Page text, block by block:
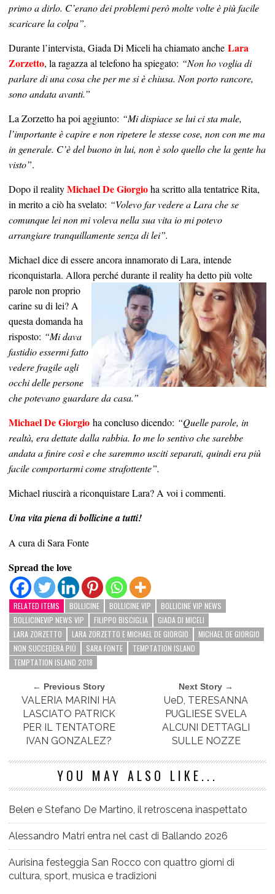
primo a dirlo. C’erano dei problemi però molte volte è più facile
scaricare la colpa”.
Durante l’intervista, Giada Di Miceli ha chiamato anche Lara
Zorzetto, la ragazza al telefono ha spiegato: “Non ho voglia di
parlare di una cosa che per me si è chiusa. Non porto rancore,
sono andata avanti.”
La Zorzetto ha poi aggiunto: “Mi dispiace se lui ci sta male,
l’importante è capire e non ripetere le stesse cose, non con me ma
in generale. C’è del buono in lui, non è solo quello che la gente ha
visto”.
Dopo il realityMichael De Giorgioha scritto alla tentatrice Rita,
in merito a ciò ha svelato: “Volevo far vedere a Lara che se
comunque lei non mi voleva nella sua vita io mi potevo
arrangiare tranquillamente senza di lei”.
Michael dice di essere ancora innamorato di Lara, intende
riconquistarla. Allora perché durante il reality ha detto piùvolte
parole non proprio
carine su di lei? A
questa domanda ha
risposto: “Mi dava
fastidio essermi fatto
vedere fragile agli
occhi delle persone
che potevano guardare da casa.”
Michael De Giorgio ha concluso dicendo: “Quelle parole, in
realtà, era dettate dalla rabbia. Io me lo sentivo che sarebbe
andata a finire così e che saremmo usciti separati, quindi era più
facile comportarmi come strafottente”.
Michael riuscirà a riconquistare Lara? A voi i commenti.
Una vita piena di bollicine a tutti!
A cura di Sara Fonte
Spread the love
RELATED ITEMS BOLLICINE BOLLICINE VIP
BOLLICINE VIP NEWS
BOLLICINEVIP NEWS VIP
FILIPPO BISCIGLIA
GIADA DI MICELI
LARA ZORZETTO
LARA ZORZETTO E MICHAEL DE GIORGIO
MICHAEL DE GIORGIO
NON SUCCEDERÀ PIÙ
SARA FONTE
TEMPTATION ISLAND
TEMPTATION ISLAND 2018
← Previous Story
VALERIA MARINI HA
LASCIATO PATRICK
PER IL TENTATORE
IVAN GONZALEZ?
Next Story →
UeD, TERESANNA
PUGLIESE SVELA
ALCUNI DETTAGLI
SULLE NOZZE
YOU MAY ALSO LIKE...
Belen e Stefano De Martino, il retroscena inaspettato
Alessandro Matri entra nel cast di Ballando 2026
Aurisina festeggia San Rocco con quattro giorni di
cultura, sport, musica e tradizioni